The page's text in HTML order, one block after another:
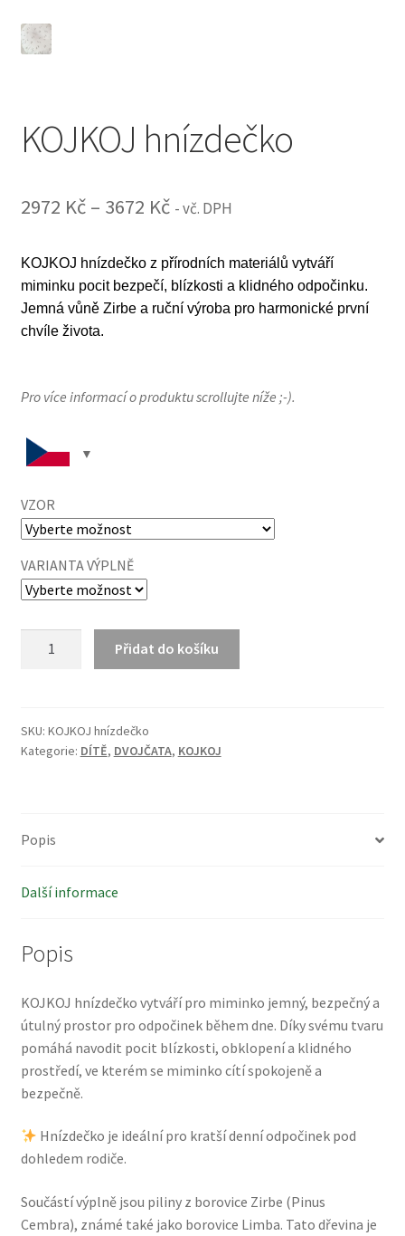
KOJKOJ hnízdečko
2972 Kč – 3672 KčRozpětí
2972 Kč
až
- vč. DPH
KOJKOJ hnízdečko z přírodních materiálů vytváří
miminku pocit bezpečí, blízkosti a klidného odpočinku.
Jemná vůně Zirbe a ruční výroba pro harmonické první
chvíle života.
Pro více informací o produktu scrollujte níže ;-).
VZOR
VARIANTA VÝPLNĚ
Přidat do košíku
SKU: KOJKOJ hnízdečko
Kategorie: DÍTĚ, DVOJČATA, KOJKOJ
Popis
Další informace
Popis
KOJKOJ hnízdečko vytváří pro miminko jemný, bezpečný a
útulný prostor pro odpočinek během dne. Díky svému tvaru
pomáhá navodit pocit blízkosti, obklopení a klidného
prostředí, ve kterém se miminko cítí spokojeně a
bezpečně.
Hnízdečko je ideální pro kratší denní odpočinek pod
dohledem rodiče.
Součástí výplně jsou piliny z borovice Zirbe (Pinus
Cembra), známé také jako borovice Limba. Tato dřevina je